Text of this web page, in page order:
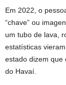
Em 2022, o
“chave” ou
um tubo de lava,
estatísticas
estado dizem que
do Havaí.